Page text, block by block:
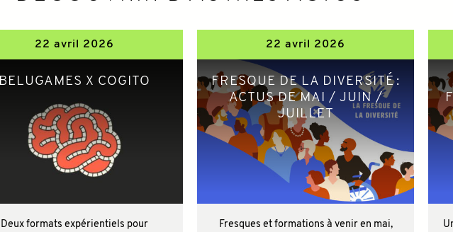
22 avril 2026
BELUGAMES X COGITO
Deux formats expérientiels pour
22 avril 2026
FRESQUE DE LA DIVERSITÉ :
ACTUS DE MAI / JUIN /
JUILLET
Fresques et formations à venir en mai,